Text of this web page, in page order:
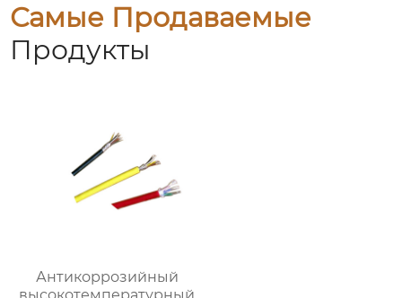
Самые Продаваемые
Продукты
Антикоррозийный